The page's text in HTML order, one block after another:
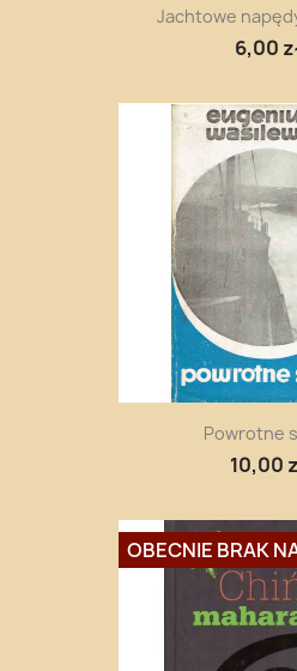
Jachtowe
6,00
Powrotne
10,00
OBECNIE BRAK